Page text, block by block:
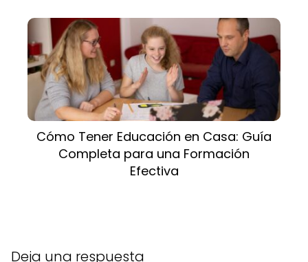
Cómo Tener Educación en Casa: Guía
Completa para una Formación
Efectiva
Deja una respuesta